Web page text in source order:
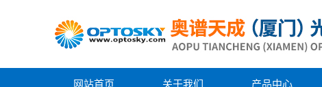
网站首页 关于我们 产品中心